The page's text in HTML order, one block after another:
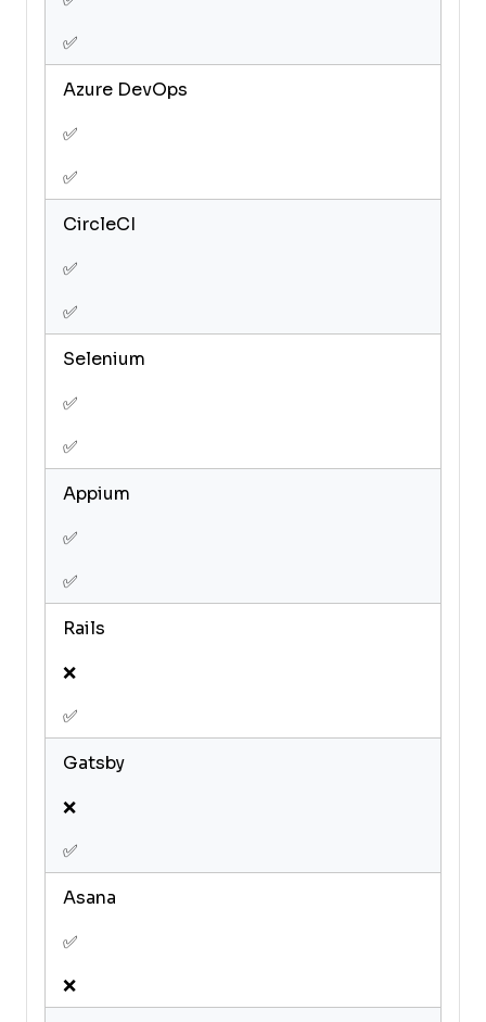
✅
Azure DevOps
✅
✅
CircleCI
✅
✅
Selenium
✅
✅
Appium
✅
✅
Rails
❌
✅
Gatsby
❌
✅
Asana
✅
❌